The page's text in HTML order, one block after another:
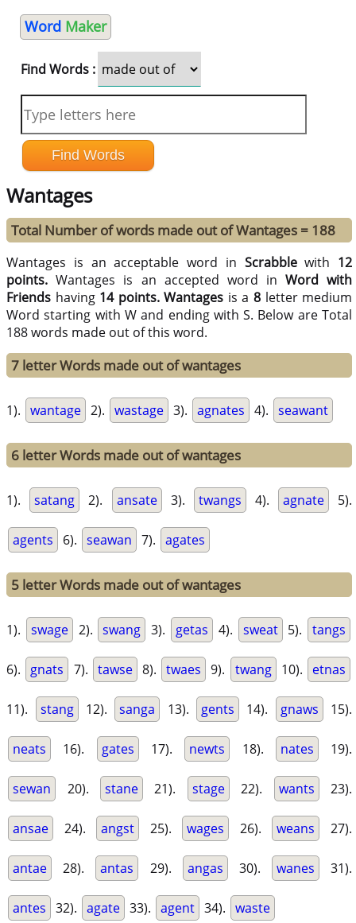
Word Maker
Find Words :
Wantages
Total Number of words made out of Wantages = 188
Wantages is an acceptable word in Scrabblewith 12
points.Wantages is an accepted word in Word with
Friends having 14 points. Wantages is a 8letter medium
Word starting with W and ending with S. Below are Total
188 words made out of this word.
7 letter Words made out of wantages
1). wantage 2). wastage 3). agnates 4). seawant
6 letter Words made out of wantages
1). satang 2). ansate 3). twangs 4). agnate 5).
agents 6). seawan 7). agates
5 letter Words made out of wantages
1). swage 2). swang 3). getas 4). sweat 5). tangs
6). gnats 7). tawse 8). twaes 9). twang 10). etnas
11). stang 12). sanga 13). gents 14). gnaws 15).
neats 16). gates 17). newts 18). nates 19).
sewan 20). stane 21). stage 22). wants 23).
ansae 24). angst 25). wages 26). weans 27).
antae 28). antas 29). angas 30). wanes 31).
antes 32). agate 33). agent 34). waste